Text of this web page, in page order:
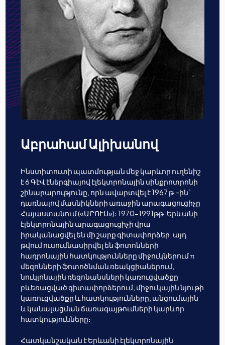
Աբրահամ Ալիխանով
Ինստիտուտի պատմության մեջ կարևոր ուղենիշ
է 6 ԳէՎ էներգիայով էլեկտրոնային սինքրոտրոնի
շինարարությունը, որն ավարտվել է 1967 թ.-ին`
դառնալով մասնիկների առաջին արագացուցիչը
Հայաստանում («ԱՐՈՒՍ»)։ 1970-1991թթ. Երևանի
էլեկտրոնային արագացուցիչի վրա
իրականացվել են մի շարք գիտափորձեր, այդ
թվում ուսումնասիրվել են ֆոտոնների
հադրոնային հատկությունները միջուկներում π
մեզոնների ֆոտոծնման ռեակցիաներում,
նուկլոնային ռեզոնանսների կառուցվածքը
բևեռացված գիտափորձերում, միջուկային նյութի
կառուցվածքը և հատկությունները, անցումային
և կանալացման ճառագայթումների կարևոր
հատկությունները։
Հատկանշական է Երևանի էլեկտրոնային